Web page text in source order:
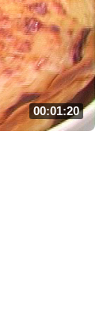
00:01:20